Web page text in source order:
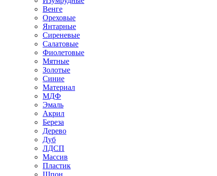
Венге
Ореховые
Янтарные
Сиреневые
Салатовые
Фиолетовые
Мятные
Золотые
Синие
Материал
МДФ
Эмаль
Акрил
Береза
Дерево
Дуб
ЛДСП
Массив
Пластик
Шпон